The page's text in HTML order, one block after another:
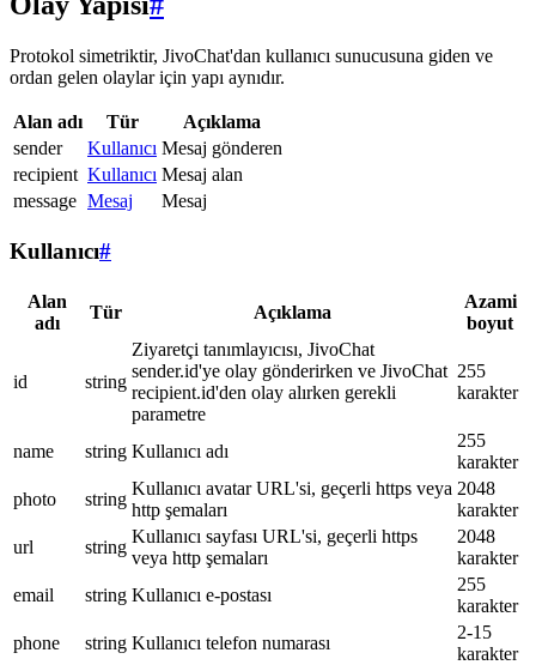
Protokol simetriktir, JivoChat'dan kullanıcı sunucusuna giden ve
ordan gelen olaylar için yapı aynıdır.
Alan adı Tür
Açıklama
sender
Kullanıcı Mesaj gönderen
recipient Kullanıcı Mesaj alan
message Mesaj Mesaj
Kullanıcı#
Alan
adı
Tür Açıklama
Azami
boyut
id string
Ziyaretçi tanımlayıcısı, JivoChat
sender.id'ye olay gönderirken ve JivoChat
recipient.id'den olay alırken gerekli
parametre
255
karakter
name string Kullanıcı adı
255
karakter
photo
string
Kullanıcı avatar URL'si, geçerli https veya
http şemaları
2048
karakter
url
string
Kullanıcı sayfası URL'si, geçerli https
veya http şemaları
2048
karakter
email
string Kullanıcı e-postası
255
karakter
phone
string Kullanıcı telefon numarası
2-15
karakter